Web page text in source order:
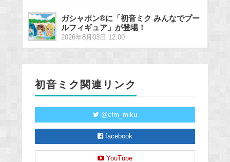
ガシャポン®に「初音ミク みんなでプー
ルフィギュア」が登場！
2026年8月03日 12:00
初音ミク関連リンク
@cfm_miku
facebook
YouTube